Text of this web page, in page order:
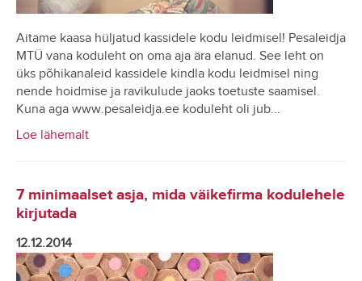
Aitame kaasa hüljatud kassidele kodu leidmisel! Pesaleidja
MTÜ vana koduleht on oma aja ära elanud. See leht on
üks põhikanaleid kassidele kindla kodu leidmisel ning
nende hoidmise ja ravikulude jaoks toetuste saamisel.
Kuna aga www.pesaleidja.ee koduleht oli jub...
Loe lähemalt
7 minimaalset asja, mida väikefirma kodulehele
kirjutada
12.12.2014